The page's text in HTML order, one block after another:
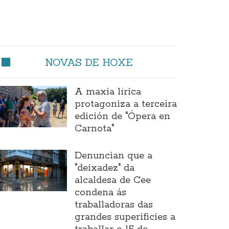
NOVAS DE HOXE
A maxia lírica
protagoniza a terceira
edición de "Ópera en
Carnota"
Denuncian que a
"deixadez" da
alcaldesa de Cee
condena ás
traballadoras das
grandes superificies a